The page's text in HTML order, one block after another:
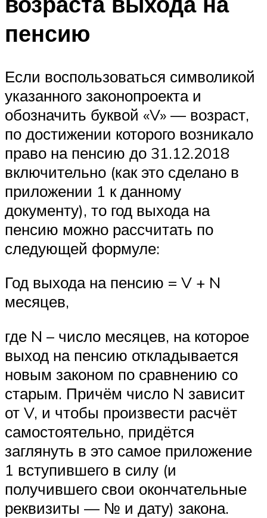
пенсию
Если воспользоваться символикой
указанного законопроекта и
обозначить буквой «V» — возраст,
по достижении которого возникало
право на пенсию до 31.12.2018
включительно (как это сделано в
приложении 1 к данному
документу), то год выхода на
пенсию можно рассчитать по
следующей формуле:
Год выхода на пенсию = V + N
месяцев,
где N – число месяцев, на которое
выход на пенсию откладывается
новым законом по сравнению со
старым. Причём число N зависит
от V, и чтобы произвести расчёт
самостоятельно, придётся
заглянуть в это самое приложение
1 вступившего в силу (и
получившего свои окончательные
реквизиты — № и дату) закона.